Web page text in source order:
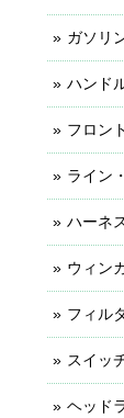
ガソリ
ハンド
フロン
ライン
ハーネ
ウィン
フィル
スイッ
ヘッド